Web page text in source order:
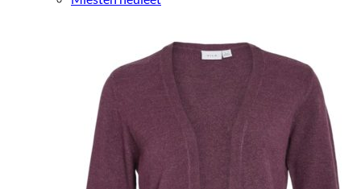
Puvut
Puvuntakit ja blazerit
Miesten housut
Miesten collegehousut
Miesten shortsit
Miesten asusteet
Vyöt ja olkaimet